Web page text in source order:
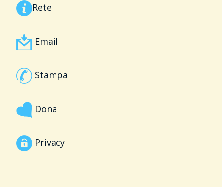
Rete
Email
Stampa
Dona
Privacy